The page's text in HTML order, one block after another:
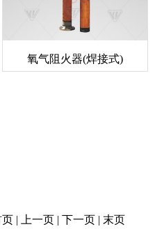
氧气阻火器(焊接式)
| 上一页 | 下一页 | 末页